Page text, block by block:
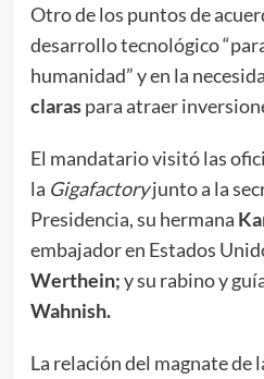
Otro de los puntos de
desarrollo tecnológico
humanidad” y en la
claraspara atraer
El mandatario visitó las
la Gigafactoryjunto a la
Presidencia, su hermana
embajador en Estados
Werthein;y su rabino y
Wahnish.
La relación del magnate de